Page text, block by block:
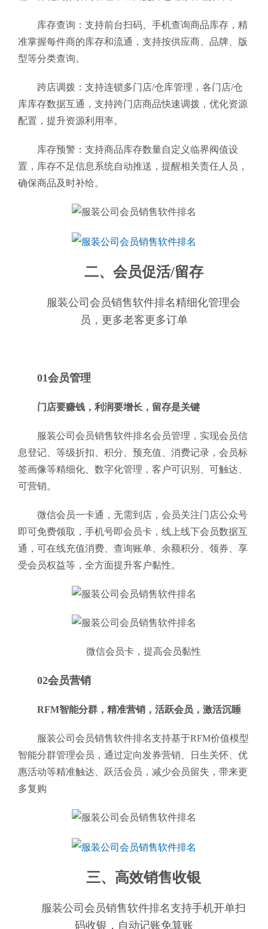
库存查询：支持前台扫码、手机查询商品库存，精
准掌握每件商的库存和流通，支持按供应商、品牌、版
型等分类查询。
跨店调拨：支持连锁多门店/仓库管理，各门店/仓
库库存数据互通，支持跨门店商品快速调拨，优化资源
配置，提升资源利用率。
库存预警：支持商品库存数量自定义临界阀值设
置，库存不足信息系统自动推送，提醒相关责任人员，
确保商品及时补给。
二、会员促活/留存
服装公司会员销售软件排名精细化管理会
员，更多老客更多订单
01会员管理
门店要赚钱，利润要增长，留存是关键
服装公司会员销售软件排名会员管理，实现会员信
息登记、等级折扣、积分、预充值、消费记录，会员标
签画像等精细化、数字化管理，客户可识别、可触达、
可营销。
微信会员一卡通，无需到店，会员关注门店公众号
即可免费领取，手机号即会员卡，线上线下会员数据互
通，可在线充值消费、查询账单、余额积分、领券、享
受会员权益等，全方面提升客户黏性。
微信会员卡，提高会员黏性
02会员营销
RFM智能分群，精准营销，活跃会员，激活沉睡
服装公司会员销售软件排名支持基于RFM价值模型
智能分群管理会员，通过定向发券营销、日生关怀、优
惠活动等精准触达、跃活会员，减少会员留失，带来更
多复购
三、高效销售收银
服装公司会员销售软件排名支持手机开单扫
码收银，自动记账免算账